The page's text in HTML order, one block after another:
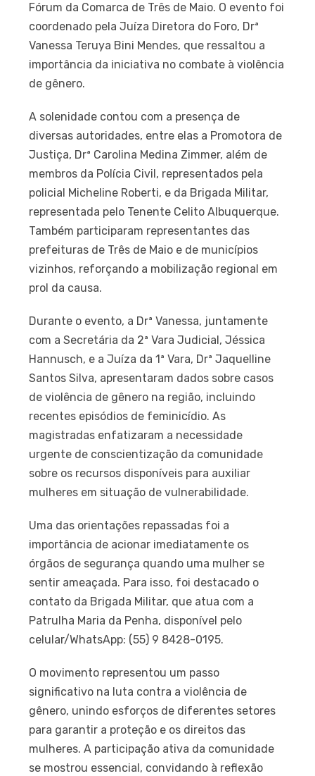
Fórum da Comarca de Três de Maio. O evento foi
coordenado pela Juíza Diretora do Foro, Drª
Vanessa Teruya Bini Mendes, que ressaltou a
importância da iniciativa no combate à violência
de gênero.
A solenidade contou com a presença de
diversas autoridades, entre elas a Promotora de
Justiça, Drª Carolina Medina Zimmer, além de
membros da Polícia Civil, representados pela
policial Micheline Roberti, e da Brigada Militar,
representada pelo Tenente Celito Albuquerque.
Também participaram representantes das
prefeituras de Três de Maio e de municípios
vizinhos, reforçando a mobilização regional em
prol da causa.
Durante o evento, a Drª Vanessa, juntamente
com a Secretária da 2ª Vara Judicial, Jéssica
Hannusch, e a Juíza da 1ª Vara, Drª Jaquelline
Santos Silva, apresentaram dados sobre casos
de violência de gênero na região, incluindo
recentes episódios de feminicídio. As
magistradas enfatizaram a necessidade
urgente de conscientização da comunidade
sobre os recursos disponíveis para auxiliar
mulheres em situação de vulnerabilidade.
Uma das orientações repassadas foi a
importância de acionar imediatamente os
órgãos de segurança quando uma mulher se
sentir ameaçada. Para isso, foi destacado o
contato da Brigada Militar, que atua com a
Patrulha Maria da Penha, disponível pelo
celular/WhatsApp: (55) 9 8428-0195.
O movimento representou um passo
significativo na luta contra a violência de
gênero, unindo esforços de diferentes setores
para garantir a proteção e os direitos das
mulheres. A participação ativa da comunidade
se mostrou essencial, convidando à reflexão